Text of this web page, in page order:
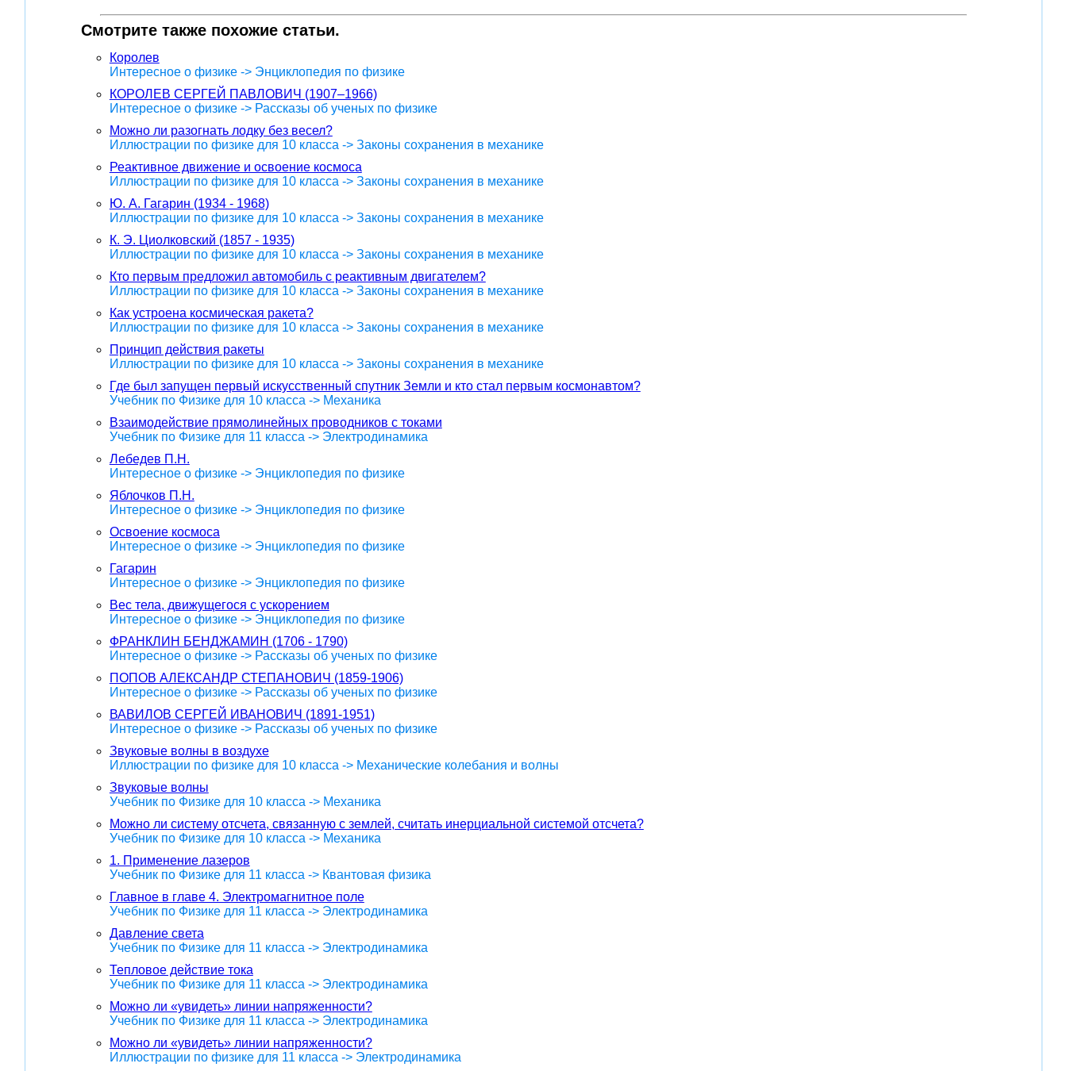
Смотрите также похожие статьи.
Королев
Интересное о физике -> Энциклопедия по физике
КОРОЛЕВ СЕРГЕЙ ПАВЛОВИЧ (1907–1966)
Интересное о физике -> Рассказы об ученых по физике
Можно ли разогнать лодку без весел?
Иллюстрации по физике для 10 класса -> Законы сохранения в механике
Реактивное движение и освоение космоса
Иллюстрации по физике для 10 класса -> Законы сохранения в механике
Ю. А. Гагарин (1934 - 1968)
Иллюстрации по физике для 10 класса -> Законы сохранения в механике
К. Э. Циолковский (1857 - 1935)
Иллюстрации по физике для 10 класса -> Законы сохранения в механике
Кто первым предложил автомобиль с реактивным двигателем?
Иллюстрации по физике для 10 класса -> Законы сохранения в механике
Как устроена космическая ракета?
Иллюстрации по физике для 10 класса -> Законы сохранения в механике
Принцип действия ракеты
Иллюстрации по физике для 10 класса -> Законы сохранения в механике
Где был запущен первый искусственный спутник Земли и кто стал первым космонавтом?
Учебник по Физике для 10 класса -> Механика
Взаимодействие прямолинейных проводников с токами
Учебник по Физике для 11 класса -> Электродинамика
Лебедев П.Н.
Интересное о физике -> Энциклопедия по физике
Яблочков П.Н.
Интересное о физике -> Энциклопедия по физике
Освоение космоса
Интересное о физике -> Энциклопедия по физике
Гагарин
Интересное о физике -> Энциклопедия по физике
Вес тела, движущегося с ускорением
Интересное о физике -> Энциклопедия по физике
ФРАНКЛИН БЕНДЖАМИН (1706 - 1790)
Интересное о физике -> Рассказы об ученых по физике
ПОПОВ АЛЕКСАНДР СТЕПАНОВИЧ (1859-1906)
Интересное о физике -> Рассказы об ученых по физике
ВАВИЛОВ СЕРГЕЙ ИВАНОВИЧ (1891-1951)
Интересное о физике -> Рассказы об ученых по физике
Звуковые волны в воздухе
Иллюстрации по физике для 10 класса -> Механические колебания и волны
Звуковые волны
Учебник по Физике для 10 класса -> Механика
Можно ли систему отсчета, связанную с землей, считать инерциальной системой отсчета?
Учебник по Физике для 10 класса -> Механика
1. Применение лазеров
Учебник по Физике для 11 класса -> Квантовая физика
Главное в главе 4. Электромагнитное поле
Учебник по Физике для 11 класса -> Электродинамика
Давление света
Учебник по Физике для 11 класса -> Электродинамика
Тепловое действие тока
Учебник по Физике для 11 класса -> Электродинамика
Можно ли «увидеть» линии напряженности?
Учебник по Физике для 11 класса -> Электродинамика
Можно ли «увидеть» линии напряженности?
Иллюстрации по физике для 11 класса -> Электродинамика